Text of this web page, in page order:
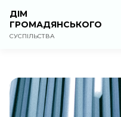
ДІМ
ГРОМАДЯНСЬКОГО
СУСПІЛЬСТВА